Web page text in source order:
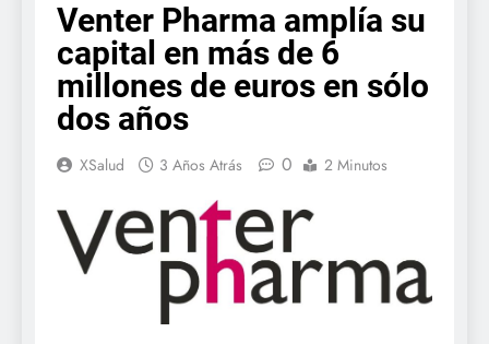
Venter Pharma amplía su
capital en más de 6
millones de euros en sólo
dos años
XSalud 3 Años Atrás 0 2 Minutos